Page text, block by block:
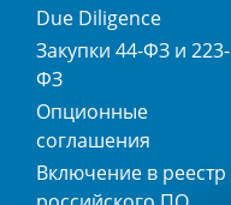
Due Diligence
Закупки 44-ФЗ и 223-
ФЗ
Опционные
соглашения
Включение в реестр